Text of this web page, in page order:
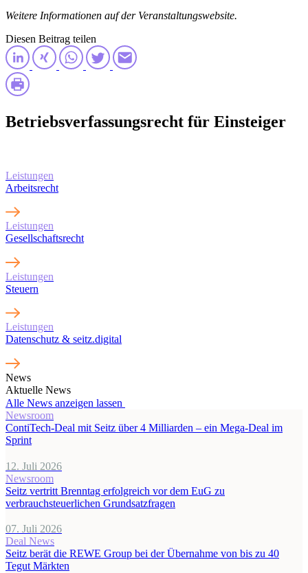
Weitere Informationen auf der Veranstaltungswebsite.
Diesen Beitrag teilen
Betriebsverfassungsrecht für Einsteiger
Leistungen
Arbeitsrecht
Leistungen
Gesellschaftsrecht
Leistungen
Steuern
Leistungen
Datenschutz & seitz.digital
News
Aktuelle News
Alle News anzeigen lassen
Newsroom
ContiTech-Deal mit Seitz über 4 Milliarden – ein Mega-Deal im
Sprint
12. Juli 2026
Newsroom
Seitz vertritt Brenntag erfolgreich vor dem EuG zu
verbrauchsteuerlichen Grundsatzfragen
07. Juli 2026
Deal News
Seitz berät die REWE Group bei der Übernahme von bis zu 40
Tegut Märkten